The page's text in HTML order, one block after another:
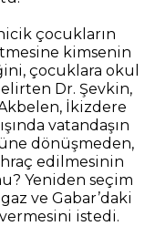
çocukların
kimsenin
çocuklara okul
Dr. Şevkin,
Akbelen, İkizdere
vatandaşın
dönüşmeden,
edilmesinin
Yeniden seçim
ve Gabar’daki
istedi.